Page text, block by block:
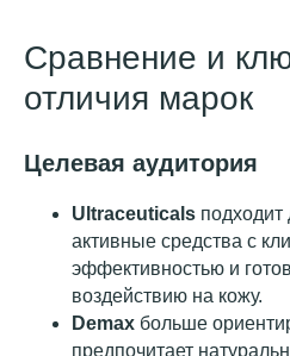
Сравнение и
отличия марок
Целевая аудитория
Ultraceuticals подходит
активные средства с
эффективностью и
воздействию на кожу.
Demax больше
предпочитает